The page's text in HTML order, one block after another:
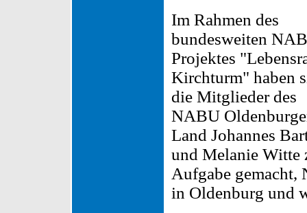
Im Rahmen des
bundesweiten
Projektes
Kirchturm" haben
die Mitglieder des
NABU
Land Johannes
und Melanie Witte
Aufgabe gemacht,
in Oldenburg und